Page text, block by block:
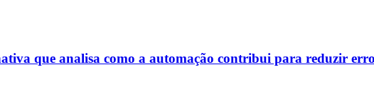
que analisa como a automação contribui para reduzir